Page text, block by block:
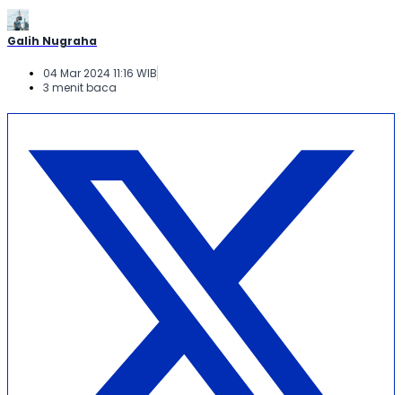
Galih Nugraha
04 Mar 2024 11:16 WIB
3 menit baca